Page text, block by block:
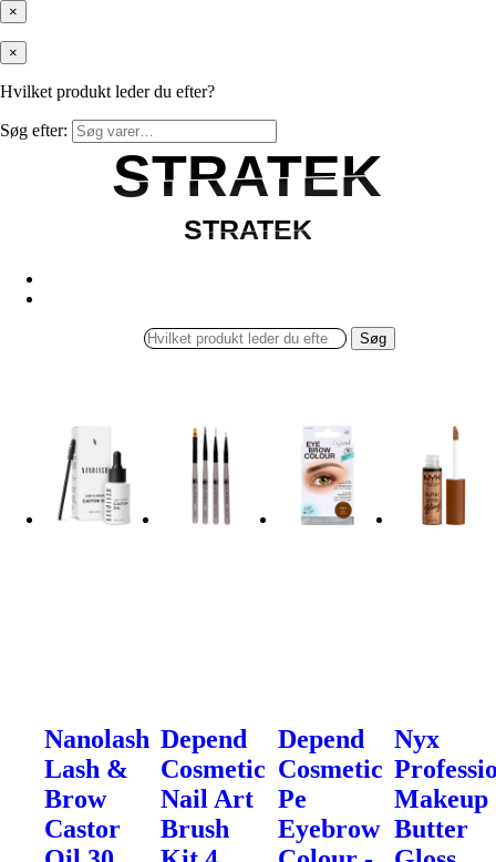
×
×
Hvilket produkt leder du efter?
Søg efter:
STRATEK
STRATEK
STRATEK
STRATEK
Søg
Nanolash
Lash &
Brow
Castor
Depend
Cosmetic
Nail Art
Brush
Depend
Cosmetic
Pe
Eyebrow
Nyx
Makeup
Butter